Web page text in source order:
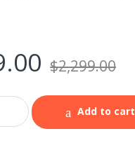
$2,299.00
Add to cart